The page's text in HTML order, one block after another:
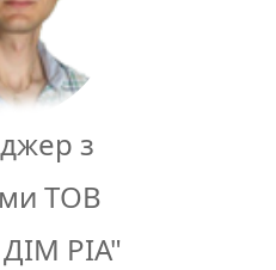
з
ТОВ
РІА"